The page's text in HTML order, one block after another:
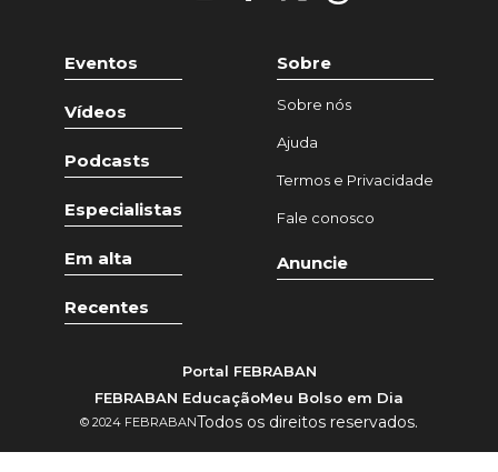
Eventos
Vídeos
Podcasts
Especialistas
Em alta
Recentes
Sobre
Sobre nós
Ajuda
Termos e Privacidade
Fale conosco
Anuncie
Portal FEBRABAN
FEBRABAN EducaçãoMeu Bolso em Dia
© 2024 FEBRABANTodos os direitos reservados.